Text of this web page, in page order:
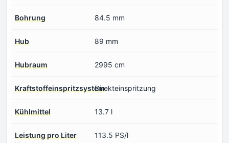
Bohrung 84.5 mm
Hub 89 mm
Hubraum 2995 cm
KraftstoffeinspritzsystemDirekteinspritzung
Kühlmittel 13.7 l
Leistung pro Liter
113.5 PS/l